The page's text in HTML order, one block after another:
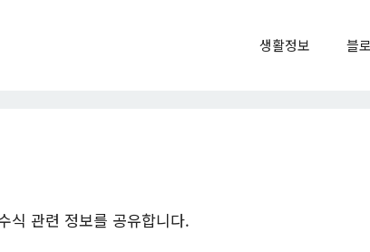
생활정보 블
식 관련 정보를 공유합니다.